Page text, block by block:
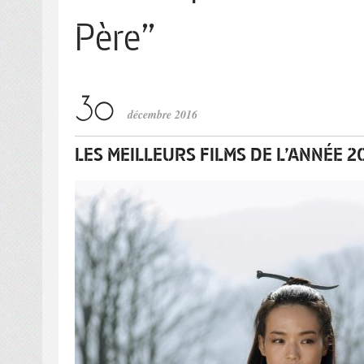
Père”
décembre 2016
LES MEILLEURS FILMS DE L’ANNÉE